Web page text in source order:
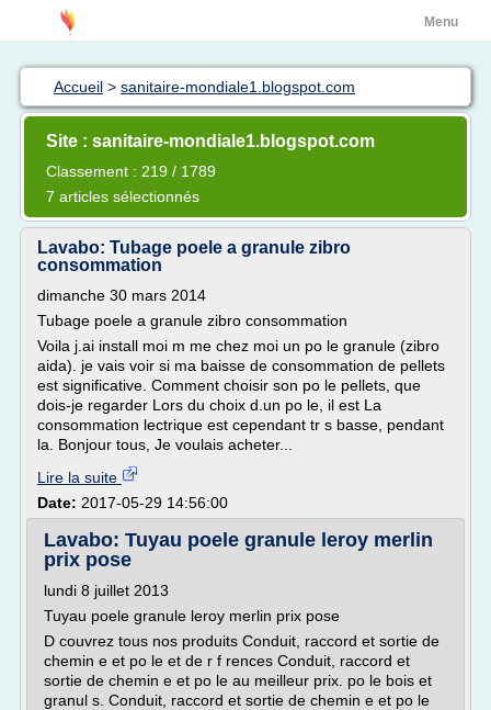
Menu
Accueil > sanitaire-mondiale1.blogspot.com
Site : sanitaire-mondiale1.blogspot.com
Classement : 219 / 1789
7 articles sélectionnés
Lavabo: Tubage poele a granule zibro
consommation
dimanche 30 mars 2014
Tubage poele a granule zibro consommation
Voila j.ai install moi m me chez moi un po le granule (zibro
aida). je vais voir si ma baisse de consommation de pellets
est significative. Comment choisir son po le pellets, que
dois-je regarder Lors du choix d.un po le, il est La
consommation lectrique est cependant tr s basse, pendant
la. Bonjour tous, Je voulais acheter...
Lire la suite
Date: 2017-05-29 14:56:00
Lavabo: Tuyau poele granule leroy merlin
prix pose
lundi 8 juillet 2013
Tuyau poele granule leroy merlin prix pose
D couvrez tous nos produits Conduit, raccord et sortie de
chemin e et po le et de r f rences Conduit, raccord et
sortie de chemin e et po le au meilleur prix. po le bois et
granul s. Conduit, raccord et sortie de chemin e et po le